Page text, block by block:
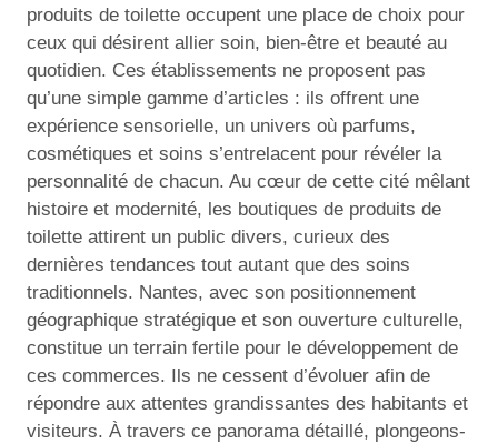
produits de toilette occupent une place de choix pour
ceux qui désirent allier soin, bien-être et beauté au
quotidien. Ces établissements ne proposent pas
qu’une simple gamme d’articles : ils offrent une
expérience sensorielle, un univers où parfums,
cosmétiques et soins s’entrelacent pour révéler la
personnalité de chacun. Au cœur de cette cité mêlant
histoire et modernité, les boutiques de produits de
toilette attirent un public divers, curieux des
dernières tendances tout autant que des soins
traditionnels. Nantes, avec son positionnement
géographique stratégique et son ouverture culturelle,
constitue un terrain fertile pour le développement de
ces commerces. Ils ne cessent d’évoluer afin de
répondre aux attentes grandissantes des habitants et
visiteurs. À travers ce panorama détaillé, plongeons-